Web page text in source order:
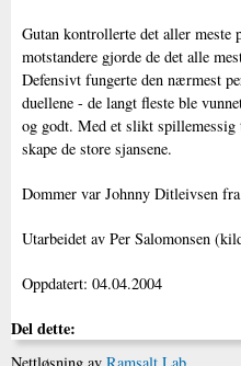
Gutan kontrollerte det aller meste
motstandere gjorde de det alle
Defensivt fungerte den nærmest
duellene - de langt fleste ble
og godt. Med et slikt
skape de store sjansene.
Dommer var Johnny Ditleivsen
Utarbeidet av Per Salomonsen
Oppdatert: 04.04.2004
Del dette: